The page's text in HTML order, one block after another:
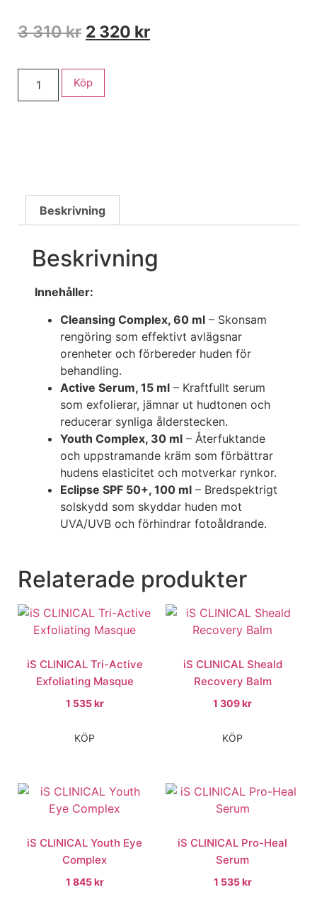
3 310kr 2 320 kr
Köp
Beskrivning
Beskrivning
Innehåller:
Cleansing Complex, 60 ml – Skonsam
rengöring som effektivt avlägsnar
orenheter och förbereder huden för
behandling.
Active Serum, 15 ml – Kraftfullt serum
som exfolierar, jämnar ut hudtonen och
reducerar synliga ålderstecken.
Youth Complex, 30 ml – Återfuktande
och uppstramande kräm som förbättrar
hudens elasticitet och motverkar rynkor.
Eclipse SPF 50+, 100 ml – Bredspektrigt
solskydd som skyddar huden mot
UVA/UVB och förhindrar fotoåldrande.
Relaterade produkter
iS CLINICAL Tri-Active
Exfoliating Masque
1 535kr
KÖP
iS CLINICAL Sheald
Recovery Balm
1 309kr
KÖP
iS CLINICAL Youth Eye
Complex
1 845kr
iS CLINICAL Pro-Heal
Serum
1 535kr